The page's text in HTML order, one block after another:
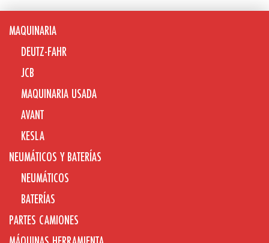
MAQUINARIA
DEUTZ-FAHR
JCB
MAQUINARIA USADA
AVANT
KESLA
NEUMÁTICOS Y BATERÍAS
NEUMÁTICOS
BATERÍAS
PARTES CAMIONES